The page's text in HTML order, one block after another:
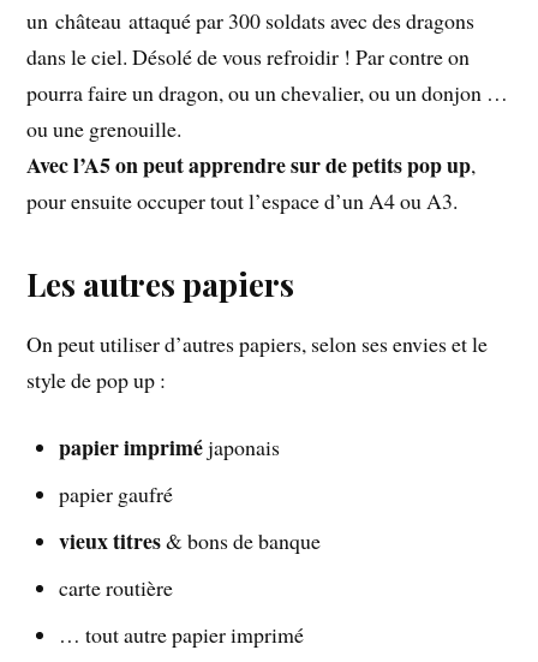
un château attaqué par 300 soldats avec des dragons
dans le ciel. Désolé de vous refroidir ! Par contre on
pourra faire un dragon, ou un chevalier, ou un donjon …
ou une grenouille.
Avec l’A5 on peut apprendre sur de petits pop up,
pour ensuite occuper tout l’espace d’un A4 ou A3.
Les autres papiers
On peut utiliser d’autres papiers, selon ses envies et le
style de pop up :
papier impriméjaponais
papier gaufré
vieux titres& bons de banque
carte routière
… tout autre papier imprimé